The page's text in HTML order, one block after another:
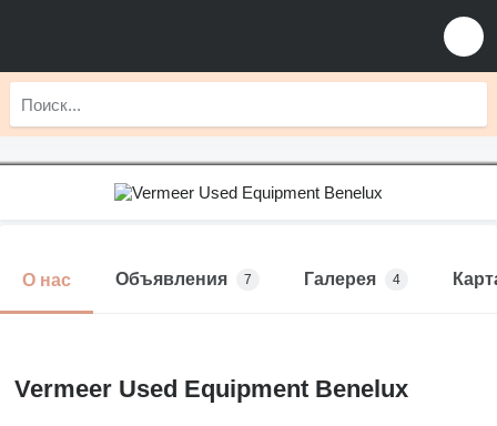
О нас Объявления 7 Галерея 4
Vermeer Used Equipment Benelux